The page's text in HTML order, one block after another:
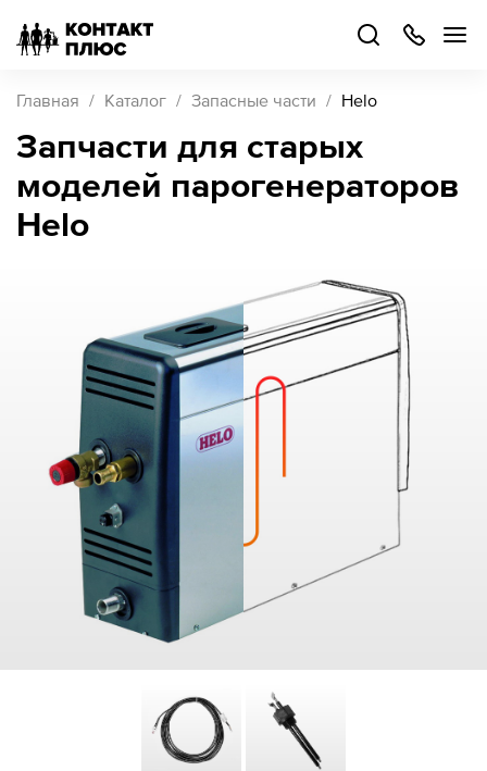
Главная Каталог Запасные части Helo
Запчасти для старых
моделей парогенераторов
Helo
499
504-
48
Каталог
партнером
Войти
Как купить
Поддержка
Контакты